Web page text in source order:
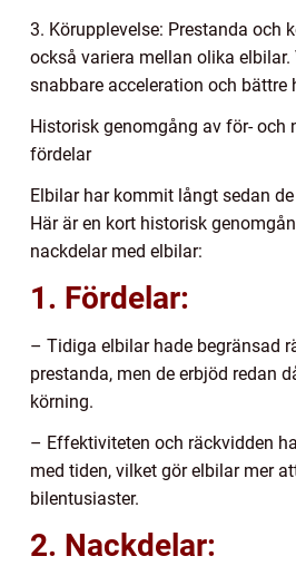
3. Körupplevelse: Prestanda och
också variera mellan olika
snabbare acceleration och bättre
Historisk genomgång av för- och
fördelar
Elbilar har kommit långt sedan
Här är en kort historisk
nackdelar med elbilar:
1. Fördelar:
– Tidiga elbilar hade begränsad
prestanda, men de erbjöd redan
körning.
– Effektiviteten och räckvidden
med tiden, vilket gör elbilar mer
bilentusiaster.
2. Nackdelar: